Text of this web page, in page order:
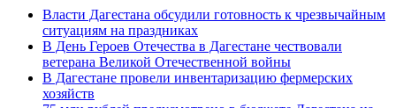
Власти Дагестана обсудили готовность к чрезвычайным
ситуациям на праздниках
В День Героев Отечества в Дагестане чествовали
ветерана Великой Отечественной войны
В Дагестане провели инвентаризацию фермерских
хозяйств